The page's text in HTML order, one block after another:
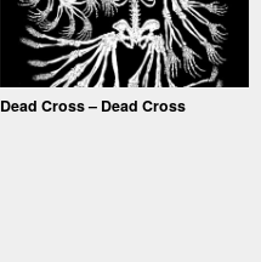
Dead Cross – Dead Cross